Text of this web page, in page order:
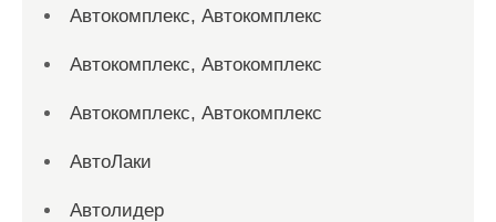
Автокомплекс, Автокомплекс
Автокомплекс, Автокомплекс
Автокомплекс, Автокомплекс
АвтоЛаки
Автолидер